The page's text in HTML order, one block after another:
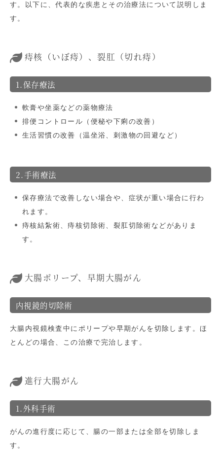
す。以下に、代表的な疾患とその治療法について説明しま
す。
痔核（いぼ痔）、裂肛（切れ痔）
1.保存療法
軟膏や坐薬などの薬物療法
排便コントロール（便秘や下痢の改善）
生活習慣の改善（温坐浴、刺激物の回避など）
2.手術療法
保存療法で改善しない場合や、症状が重い場合に行わ
れます。
痔核結紮術、痔核切除術、裂肛切除術などがありま
す。
大腸ポリープ、早期大腸がん
内視鏡的切除術
大腸内視鏡検査中にポリープや早期がんを切除します。ほ
とんどの場合、この治療で完治します。
進行大腸がん
1.外科手術
がんの進行度に応じて、腸の一部または全部を切除しま
す。